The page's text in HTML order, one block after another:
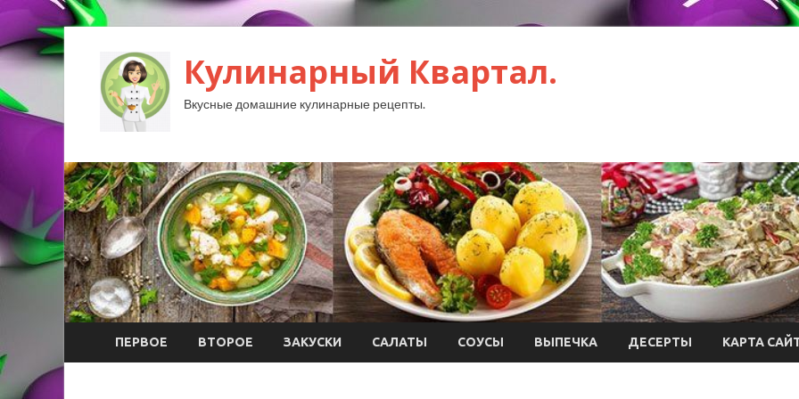
Кулинарный Квартал.
Вкусные домашние кулинарные рецепты.
ПЕРВОЕ ВТОРОЕ ЗАКУСКИ САЛАТЫ СОУСЫ ВЫПЕЧКА ДЕСЕРТЫ КАРТА